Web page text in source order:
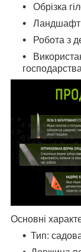
Обрізка
Робота з
Основні
Тип: